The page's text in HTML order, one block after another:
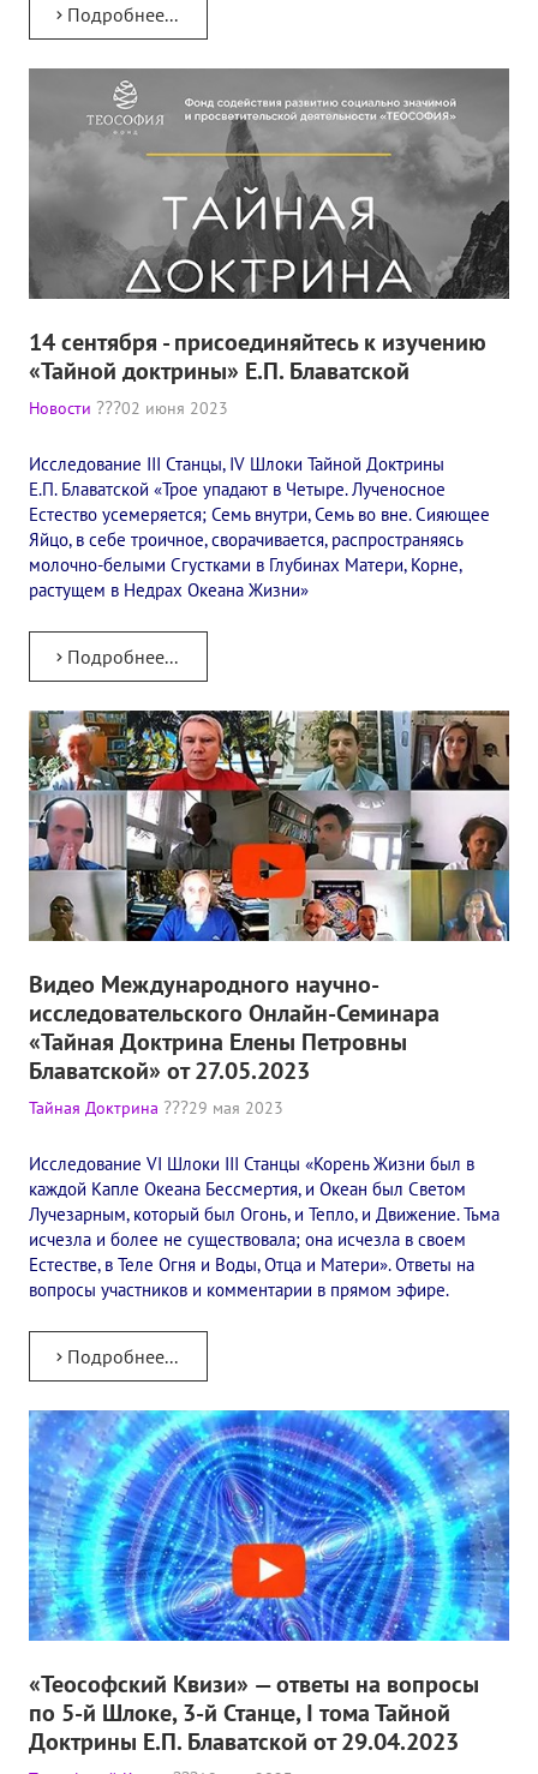
Стать партнером
КОНТАКТЫ
Подробнее...
14 сентября - присоединяйтесь к изучению
«Тайной доктрины» Е.П. Блаватской
Новости 02 июня 2023
Исследование III Станцы, IV Шлоки Тайной Доктрины
Е.П. Блаватской «Трое упадают в Четыре. Лученосное
Естество усемеряется; Семь внутри, Семь во вне. Сияющее
Яйцо, в себе троичное, сворачивается, распространяясь
молочно-белыми Сгустками в Глубинах Матери, Корне,
растущем в Недрах Океана Жизни»
Подробнее...
Видео Международного научно-
исследовательского Онлайн-Семинара
«Тайная Доктрина Елены Петровны
Блаватской» от 27.05.2023
Тайная Доктрина 29 мая 2023
Исследование VI Шлоки III Станцы​ «Корень Жизни был в
каждой Капле Океана Бессмертия, и Океан был Светом
Лучезарным, который был Огонь, и Тепло, и Движение. Тьма
исчезла и более не существовала; она исчезла в своем
Естестве, в Теле Огня и Воды, Отца и Матери». Ответы на
вопросы участников и комментарии в прямом эфире.
Подробнее...
«Теософский Квизи» — ответы на вопросы
по 5-й Шлоке, 3-й Станце, I тома Тайной
Доктрины Е.П. Блаватской от 29.04.2023